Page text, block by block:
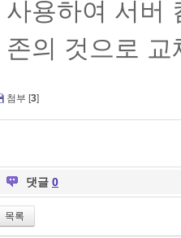
사용하여 서버
존의 것으로
첨부 [3]
댓글 0
목록